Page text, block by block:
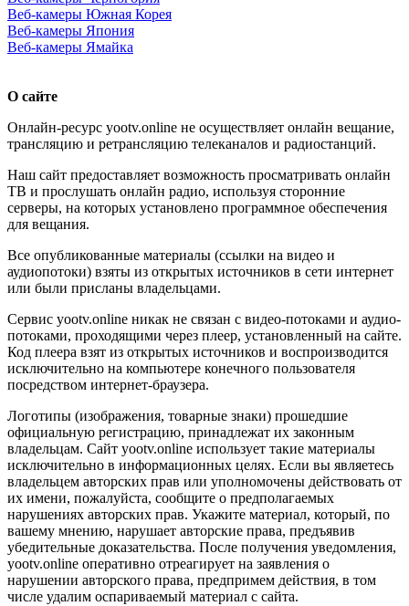
Веб-камеры Южная Корея
Веб-камеры Япония
Веб-камеры Ямайка
О сайте
Онлайн-ресурс yootv.online не осуществляет онлайн вещание,
трансляцию и ретрансляцию телеканалов и радиостанций.
Наш сайт предоставляет возможность просматривать онлайн
ТВ и прослушать онлайн радио, используя сторонние
серверы, на которых установлено программное обеспечения
для вещания.
Все опубликованные материалы (ссылки на видео и
аудиопотоки) взяты из открытых источников в сети интернет
или были присланы владельцами.
Сервис yootv.online никак не связан с видео-потоками и аудио-
потоками, проходящими через плеер, установленный на сайте.
Код плеера взят из открытых источников и воспроизводится
исключительно на компьютере конечного пользователя
посредством интернет-браузера.
Логотипы (изображения, товарные знаки) прошедшие
официальную регистрацию, принадлежат их законным
владельцам. Сайт yootv.online использует такие материалы
исключительно в информационных целях. Если вы являетесь
владельцем авторских прав или уполномочены действовать от
их имени, пожалуйста, сообщите о предполагаемых
нарушениях авторских прав. Укажите материал, который, по
вашему мнению, нарушает авторские права, предъявив
убедительные доказательства. После получения уведомления,
yootv.online оперативно отреагирует на заявления о
нарушении авторского права, предпримем действия, в том
числе удалим оспариваемый материал с сайта.